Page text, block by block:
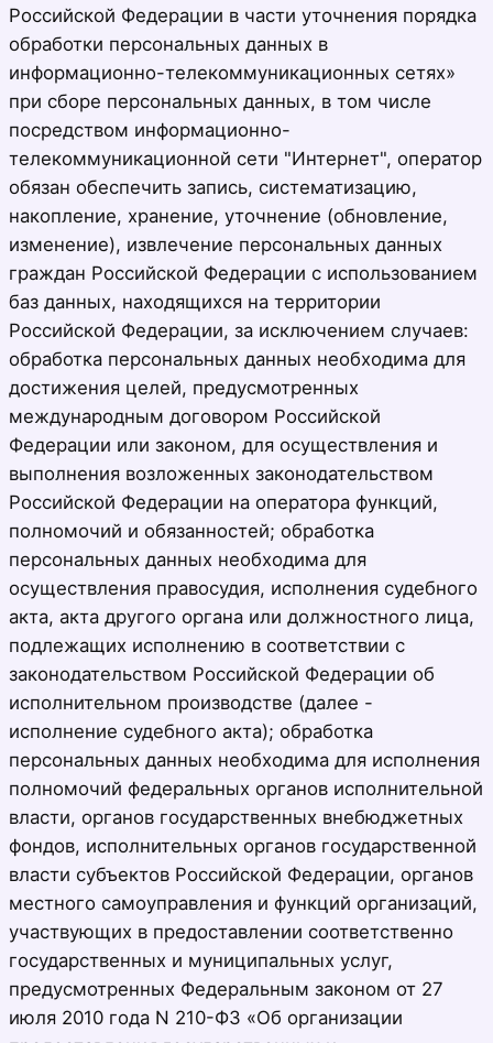
Российской Федерации в части уточнения порядка
обработки персональных данных в
информационно-телекоммуникационных сетях»
при сборе персональных данных, в том числе
посредством информационно-
телекоммуникационной сети "Интернет", оператор
обязан обеспечить запись, систематизацию,
накопление, хранение, уточнение (обновление,
изменение), извлечение персональных данных
граждан Российской Федерации с использованием
баз данных, находящихся на территории
Российской Федерации, за исключением случаев:
обработка персональных данных необходима для
достижения целей, предусмотренных
международным договором Российской
Федерации или законом, для осуществления и
выполнения возложенных законодательством
Российской Федерации на оператора функций,
полномочий и обязанностей; обработка
персональных данных необходима для
осуществления правосудия, исполнения судебного
акта, акта другого органа или должностного лица,
подлежащих исполнению в соответствии с
законодательством Российской Федерации об
исполнительном производстве (далее -
исполнение судебного акта); обработка
персональных данных необходима для исполнения
полномочий федеральных органов исполнительной
власти, органов государственных внебюджетных
фондов, исполнительных органов государственной
власти субъектов Российской Федерации, органов
местного самоуправления и функций организаций,
участвующих в предоставлении соответственно
государственных и муниципальных услуг,
предусмотренных Федеральным законом от 27
июля 2010 года N 210-ФЗ «Об организации